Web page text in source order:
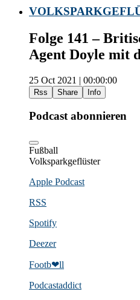
Folge 141 –
Agent Doyle mit
25 Oct 2021 | 00:00:00
Rss Share Info
Podcast abonnieren
Fußball
Volksparkgeflüster
Apple Podcast
RSS
Spotify
Deezer
Footb❤ll
Podcast­addict